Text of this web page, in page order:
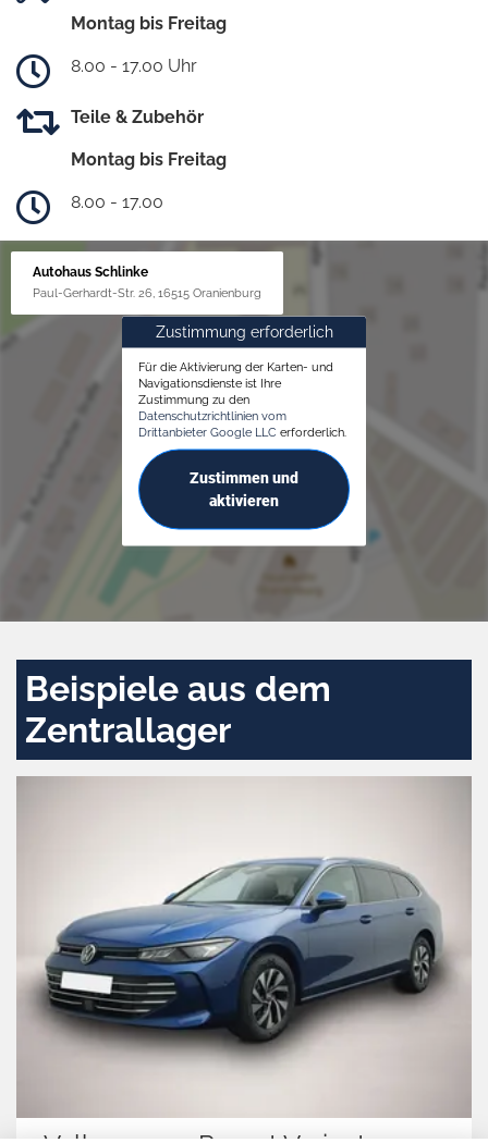
Montag bis Freitag
8.00 - 17.00 Uhr
Teile & Zubehör
Montag bis Freitag
8.00 - 17.00
Autohaus Schlinke
Paul-Gerhardt-Str. 26, 16515 Oranienburg
Zustimmung erforderlich
Für die Aktivierung der Karten- und
Navigationsdienste ist Ihre
Zustimmung zu den
Datenschutzrichtlinien vom
Drittanbieter Google LLC erforderlich.
Zustimmen und
aktivieren
Beispiele aus dem
Zentrallager